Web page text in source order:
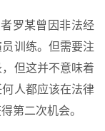
罗某曾因非法经
训练。但需要注
但这并不意味着
人都应该在法律
第二次机会。